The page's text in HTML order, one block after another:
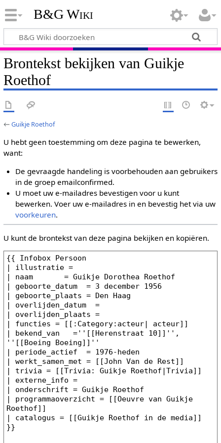
B&G Wiki
Brontekst bekijken van Guikje
Roethof
←Guikje Roethof
U hebt geen toestemming om deze pagina te bewerken,
want:
De gevraagde handeling is voorbehouden aan gebruikers
in de groep emailconfirmed.
U moet uw e-mailadres bevestigen voor u kunt
bewerken. Voer uw e-mailadres in en bevestig het via uw
voorkeuren.
U kunt de brontekst van deze pagina bekijken en kopiëren.